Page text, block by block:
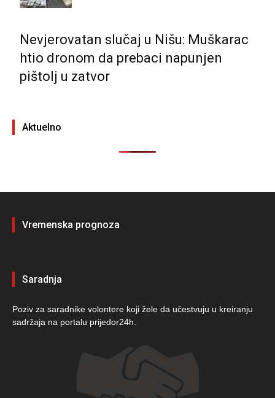
Nevjerovatan slučaj u Nišu: Muškarac
htio dronom da prebaci napunjen
pištolj u zatvor
Aktuelno
Vremenska prognoza
Saradnja
Poziv za saradnike volontere koji žele da učestvuju u kreiranju
sadržaja na portalu prijedor24h.